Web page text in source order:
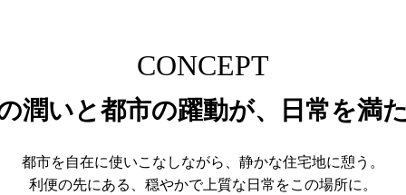
CONCEPT
潤いと都市の躍動が、日常を満
都市を自在に使いこなしながら、静かな住宅地に憩う。
利便の先にある、穏やかで上質な日常をこの場所に。